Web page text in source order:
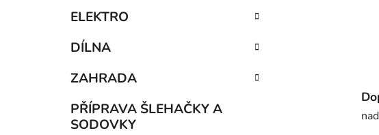
ELEKTRO
DÍLNA
ZAHRADA
PŘÍPRAVA ŠLEHAČKY A
SODOVKY